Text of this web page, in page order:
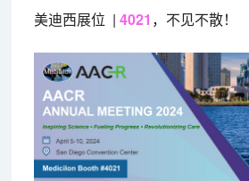
美迪西展位 |4021 ，不见不散！